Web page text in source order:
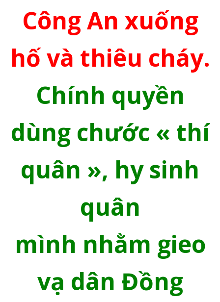
Công An xuống
hố và thiêu cháy.
Chính quyền
dùng chước « thí
quân », hy sinh
quân
mình nhằm gieo
vạ dân Đồng